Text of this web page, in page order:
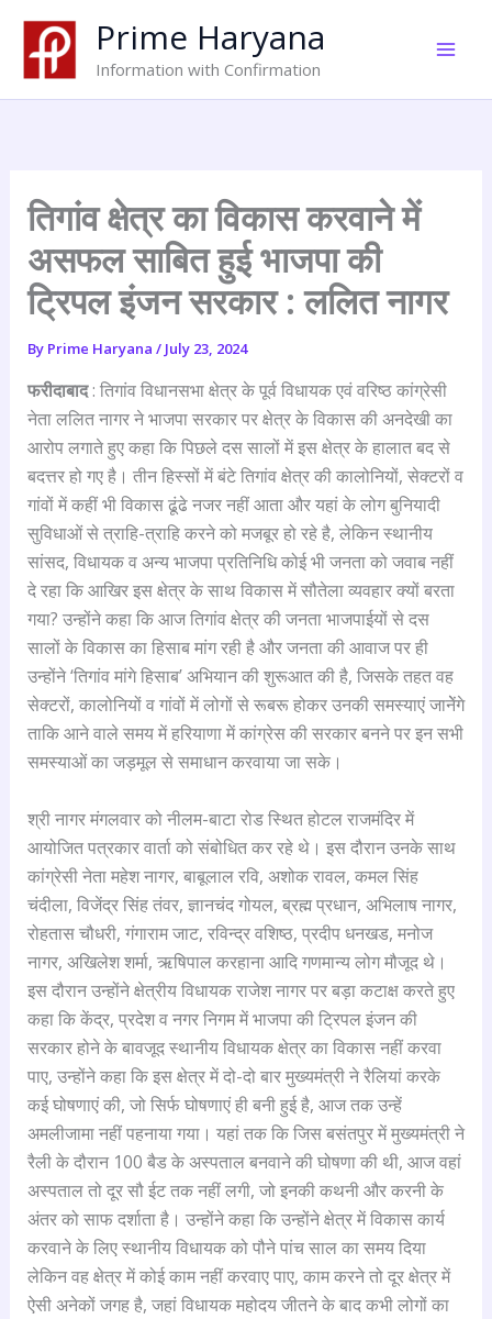
content
Prime Haryana
Information with Confirmation
तिगांव क्षेत्र का विकास करवाने में
असफल साबित हुई भाजपा की
ट्रिपल इंजन सरकार : ललित नागर
By Prime Haryana / July 23, 2024
फरीदाबाद: तिगांव विधानसभा क्षेत्र के पूर्व विधायक एवं वरिष्ठ कांग्रेसी
नेता ललित नागर ने भाजपा सरकार पर क्षेत्र के विकास की अनदेखी का
आरोप लगाते हुए कहा कि पिछले दस सालों में इस क्षेत्र के हालात बद से
बदत्तर हो गए है। तीन हिस्सों में बंटे तिगांव क्षेत्र की कालोनियों, सेक्टरों व
गांवों में कहीं भी विकास ढूंढे नजर नहीं आता और यहां के लोग बुनियादी
सुविधाओं से त्राहि-त्राहि करने को मजबूर हो रहे है, लेकिन स्थानीय
सांसद, विधायक व अन्य भाजपा प्रतिनिधि कोई भी जनता को जवाब नहीं
दे रहा कि आखिर इस क्षेत्र के साथ विकास में सौतेला व्यवहार क्यों बरता
गया? उन्होंने कहा कि आज तिगांव क्षेत्र की जनता भाजपाईयों से दस
सालों के विकास का हिसाब मांग रही है और जनता की आवाज पर ही
उन्होंने ‘तिगांव मांगे हिसाब’ अभियान की शुरूआत की है, जिसके तहत वह
सेक्टरों, कालोनियों व गांवों में लोगों से रूबरू होकर उनकी समस्याएं जानेेंगे
ताकि आने वाले समय में हरियाणा में कांग्रेस की सरकार बनने पर इन सभी
समस्याओं का जड़मूल से समाधान करवाया जा सके।
श्री नागर मंगलवार को नीलम-बाटा रोड स्थित होटल राजमंदिर में
आयोजित पत्रकार वार्ता को संबोधित कर रहे थे। इस दौरान उनके साथ
कांग्रेसी नेता महेश नागर, बाबूलाल रवि, अशोक रावल, कमल सिंह
चंदीला, विजेंद्र सिंह तंवर, ज्ञानचंद गोयल, ब्रह्म प्रधान, अभिलाष नागर,
रोहतास चौधरी, गंगाराम जाट, रविन्द्र वशिष्ठ, प्रदीप धनखड, मनोज
नागर, अखिलेश शर्मा, ऋषिपाल करहाना आदि गणमान्य लोग मौजूद थे।
इस दौरान उन्होंने क्षेत्रीय विधायक राजेश नागर पर बड़ा कटाक्ष करते हुए
कहा कि केंद्र, प्रदेश व नगर निगम में भाजपा की ट्रिपल इंजन की
सरकार होने के बावजूद स्थानीय विधायक क्षेत्र का विकास नहीं करवा
पाए, उन्होंने कहा कि इस क्षेत्र में दो-दो बार मुख्यमंत्री ने रैलियां करके
कई घोषणाएं की, जो सिर्फ घोषणाएं ही बनी हुई है, आज तक उन्हें
अमलीजामा नहीं पहनाया गया। यहां तक कि जिस बसंतपुर में मुख्यमंत्री ने
रैली के दौरान 100 बैड के अस्पताल बनवाने की घोषणा की थी, आज वहां
अस्पताल तो दूर सौ ईट तक नहीं लगी, जो इनकी कथनी और करनी के
अंतर को साफ दर्शाता है। उन्होंने कहा कि उन्होंने क्षेत्र में विकास कार्य
करवाने के लिए स्थानीय विधायक को पौने पांच साल का समय दिया
लेकिन वह क्षेत्र में कोई काम नहीं करवाए पाए, काम करने तो दूर क्षेत्र में
ऐसी अनेकों जगह है, जहां विधायक महोदय जीतने के बाद कभी लोगों का